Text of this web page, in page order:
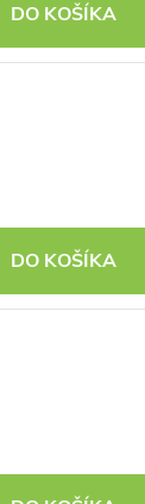
DO KOŠÍKA
DO KOŠÍKA